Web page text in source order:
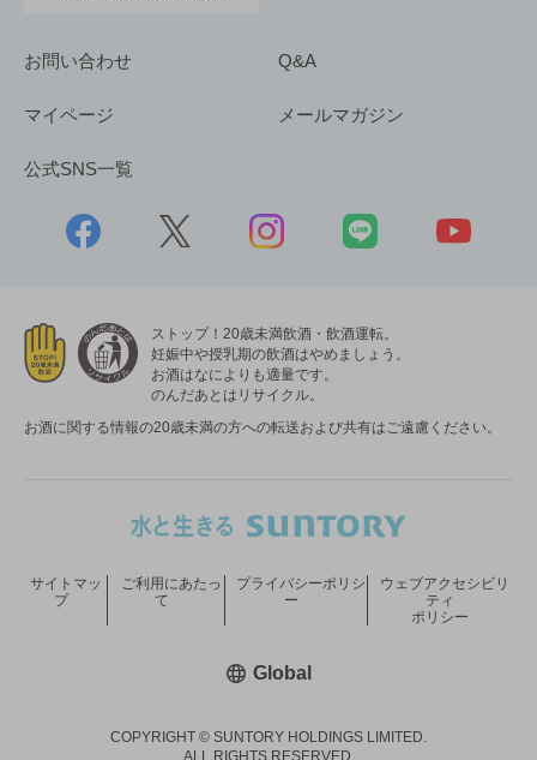
お問い合わせ Q&A
マイページ メールマガジン
公式SNS一覧
ストップ！20歳未満飲酒・飲酒運転。
妊娠中や授乳期の飲酒はやめましょう。
お酒はなによりも適量です。
のんだあとはリサイクル。
お酒に関する情報の20歳未満の方への転送および共有はご遠慮ください。
COPYRIGHT © SUNTORY HOLDINGS LIMITED.
ALL RIGHTS RESERVED.
サイトマッ
プ
ご利用にあたっ
て
プライバシーポリシ
ー
ウェブアクセシビリ
ティ
ポリシー
Global新しいウィンドウで開く